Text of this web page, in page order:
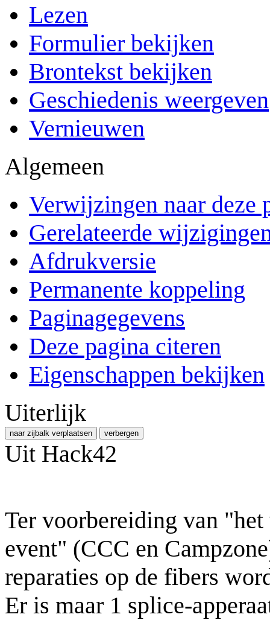
Lezen
Formulier bekijken
Brontekst bekijken
Geschiedenis weergeven
Vernieuwen
Algemeen
Verwijzingen naar deze
Gerelateerde
Afdrukversie
Permanente koppeling
Paginagegevens
Deze pagina citeren
Eigenschappen bekijken
Uiterlijk
naar zijbalk verplaatsen verbergen
Uit Hack42
Ter voorbereiding van
event" (CCC en
reparaties op de fibers
Er is maar 1 splice-